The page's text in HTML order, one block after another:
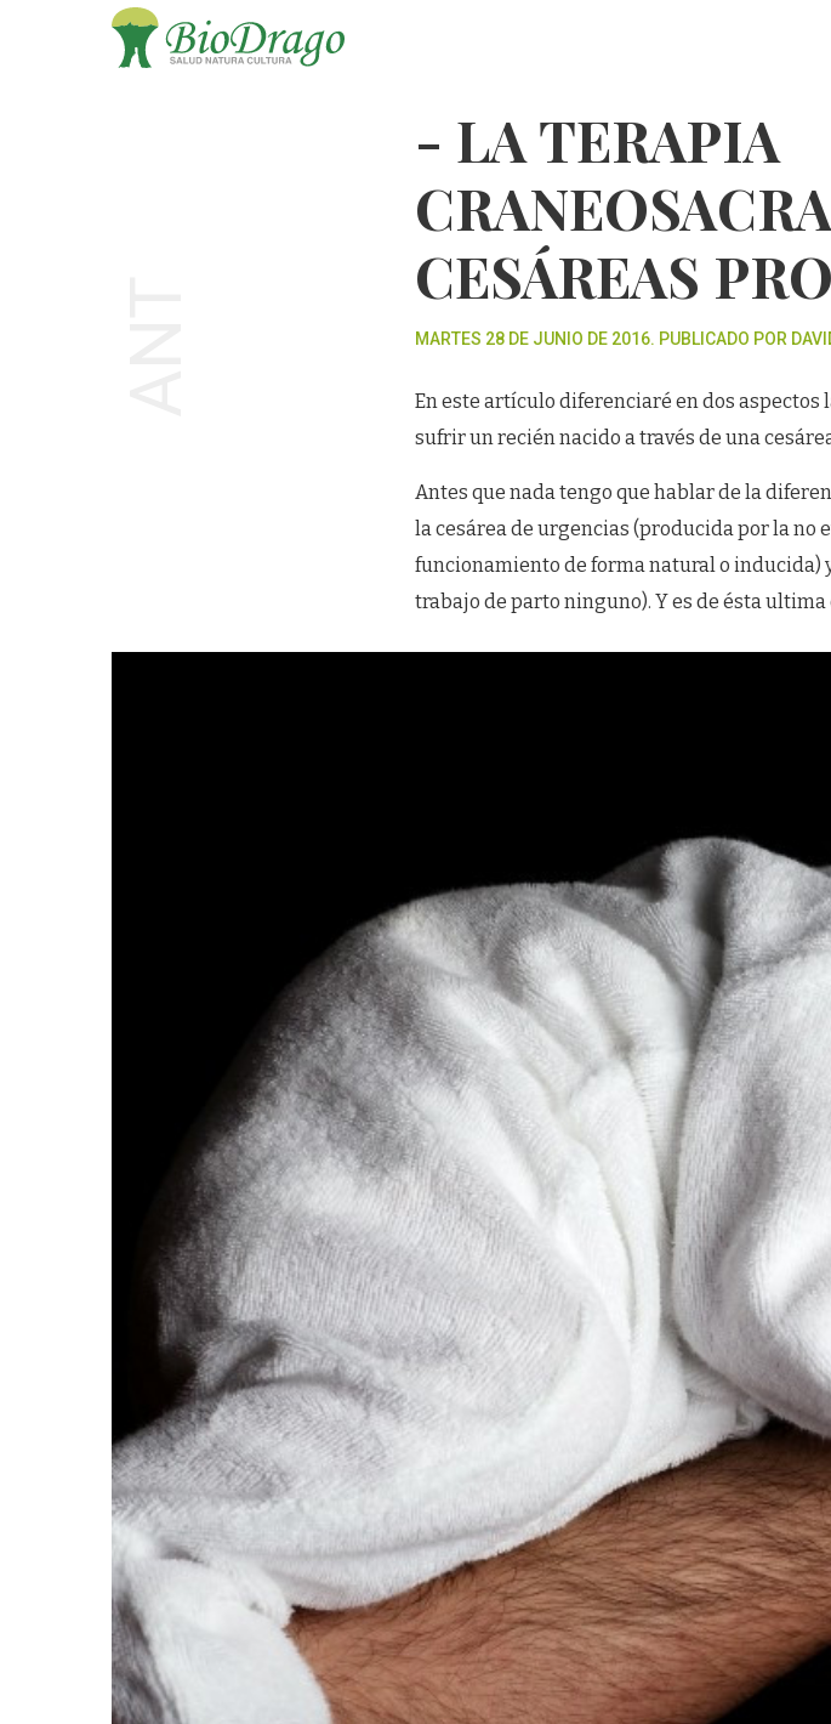
- LA TERAPIA
CESÁREAS
MARTES 28 DE JUNIO DE 2016. PUBLICADO POR
En este artículo diferenciaré en dos
sufrir un recién nacido a través de una
Antes que nada tengo que hablar de la
la cesárea de urgencias (producida por la no
funcionamiento de forma natural o inducida)
trabajo de parto ninguno). Y es de ésta ultima